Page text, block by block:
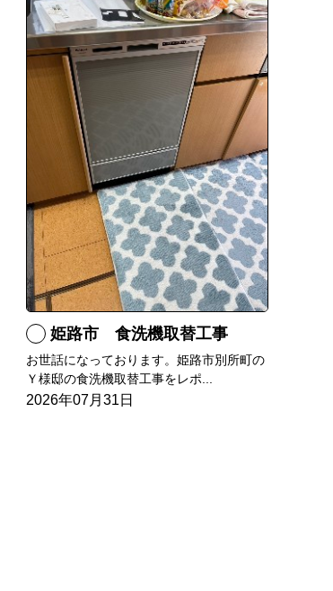
姫路市 食洗機取替工事
お世話になっております。姫路市別所町の
Ｙ様邸の食洗機取替工事をレポ...
2026年07月31日